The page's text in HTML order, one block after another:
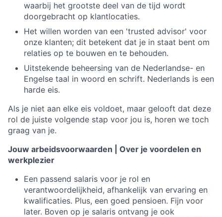
waarbij het grootste deel van de tijd wordt
doorgebracht op klantlocaties.
Het willen worden van een 'trusted advisor' voor
onze klanten; dit betekent dat je in staat bent om
relaties op te bouwen en te behouden.
Uitstekende beheersing van de Nederlandse- en
Engelse taal in woord en schrift. Nederlands is een
harde eis.
Als je niet aan elke eis voldoet, maar gelooft dat deze
rol de juiste volgende stap voor jou is, horen we toch
graag van je.
Jouw arbeidsvoorwaarden | Over je voordelen en
werkplezier
Een passend salaris voor je rol en
verantwoordelijkheid, afhankelijk van ervaring en
kwalificaties. Plus, een goed pensioen. Fijn voor
later. Boven op je salaris ontvang je ook